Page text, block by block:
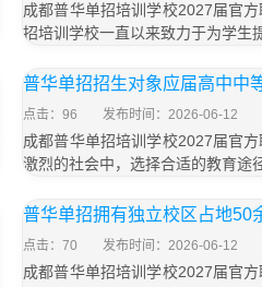
成都普华单招培训学校2027届官
招培训学校一直以来致力于为学生
普华单招招生对象应届高中中
点击：96 发布时间：2026-06-12
成都普华单招培训学校2027届官
激烈的社会中，选择合适的教育途
普华单招拥有独立校区占地50
点击：70 发布时间：2026-06-12
成都普华单招培训学校2027届官